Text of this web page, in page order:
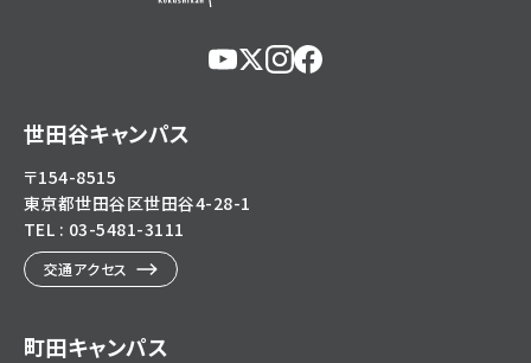
世田谷キャンパス
〒154-8515
東京都世田谷区世田谷4-28-1
TEL : 03-5481-3111
交通アクセス
町田キャンパス